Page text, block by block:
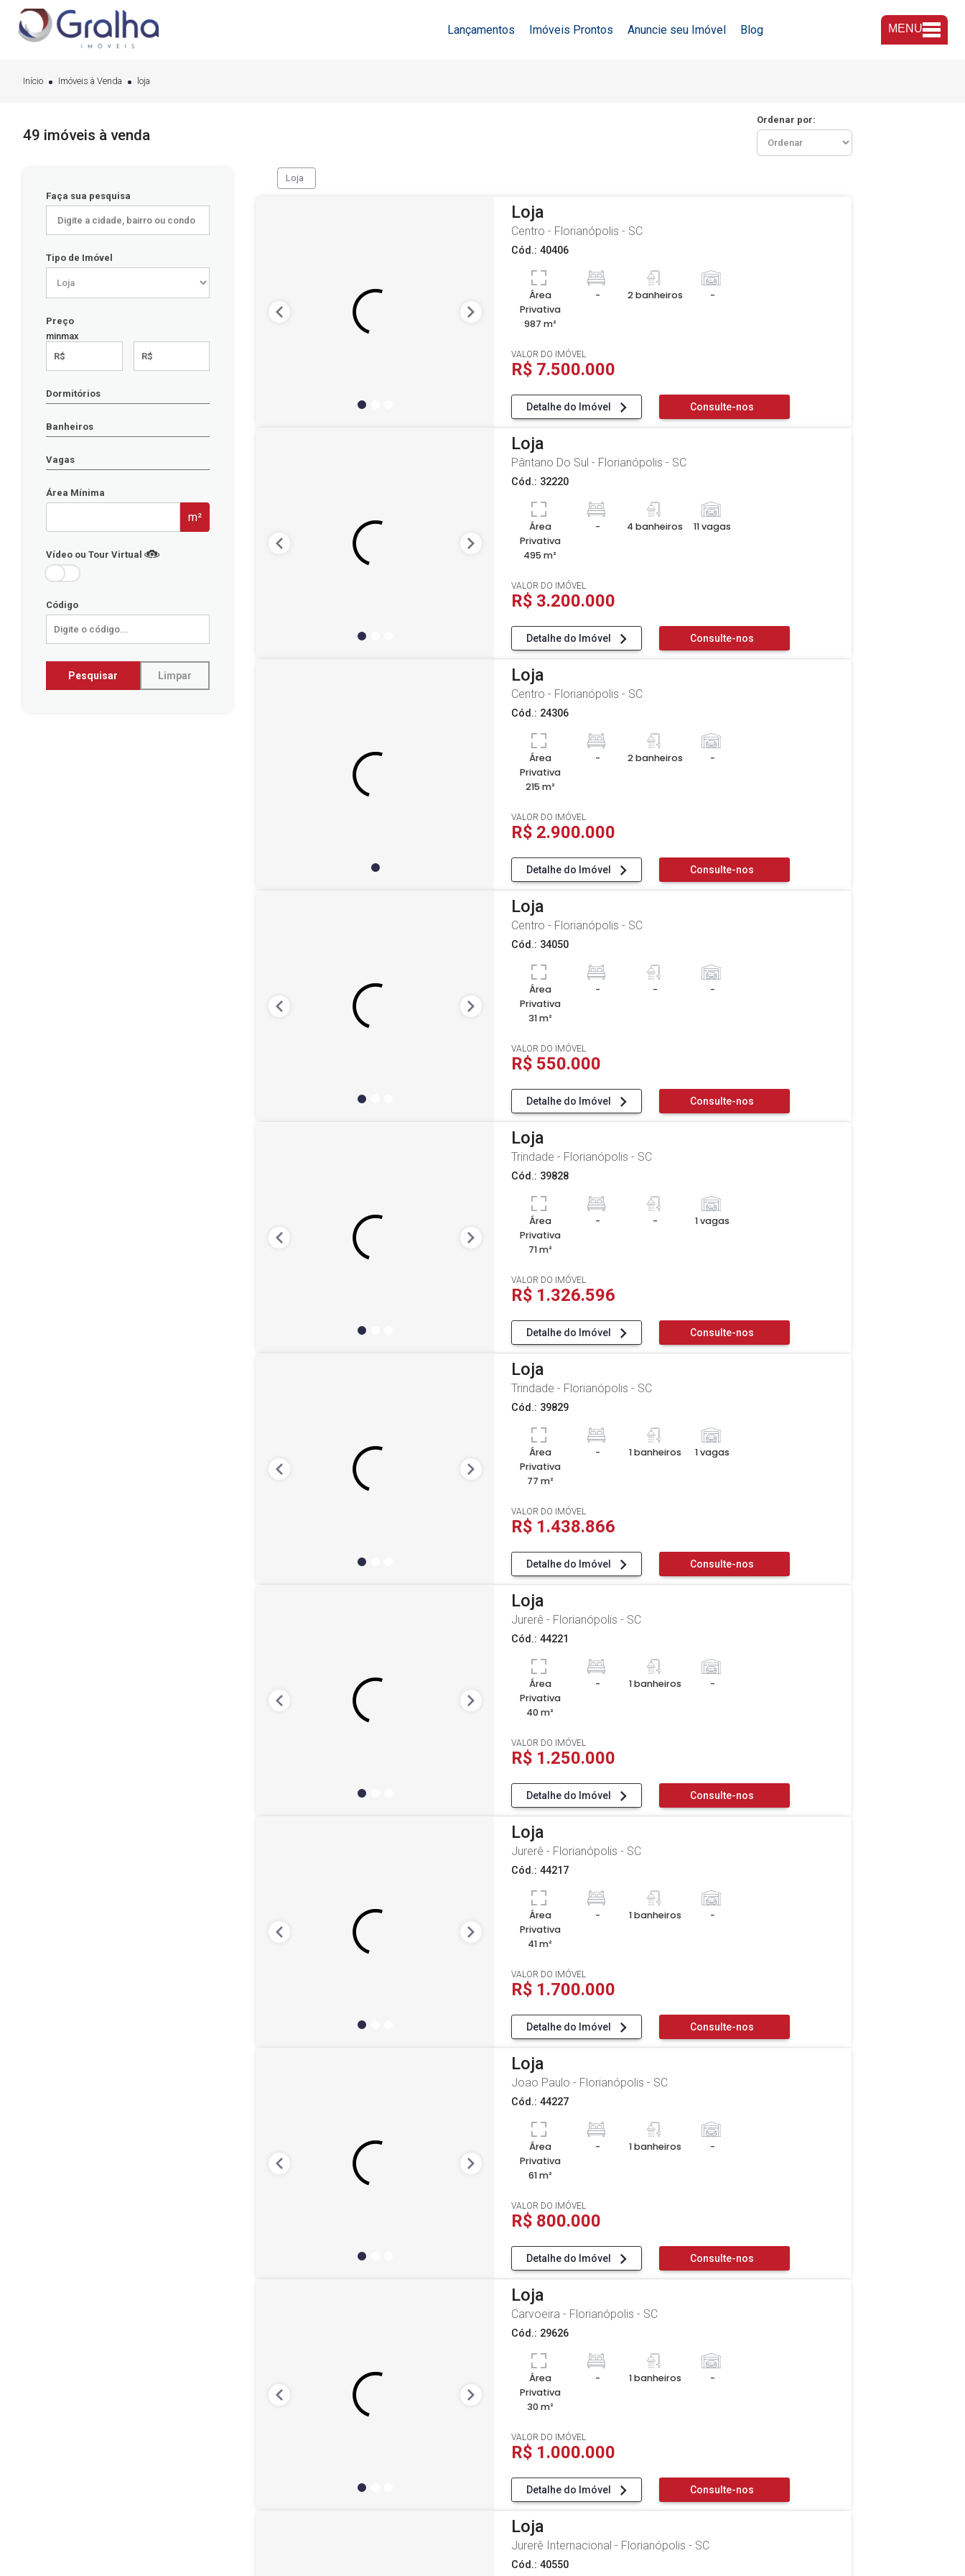
Lançamentos Imóveis Prontos Anuncie seu Imóvel Blog MENU
Trabalhe Conosco
Início Imóveis à Venda loja
49 imóveis à venda
Ordenar por:
Faça sua pesquisa
Tipo de Imóvel
Preço
minmax
R$
R$
Dormitórios
Banheiros
Vagas
Área Mínima
m²
Vídeo ou Tour Virtual
Código
Pesquisar Limpar
Loja
Loja
Centro - Florianópolis - SC
Cód.: 40406
Área
Privativa
987 m²
- 2 banheiros -
VALOR DO IMÓVEL
R$ 7.500.000
Detalhe do Imóvel Consulte-nos
Loja
Pântano Do Sul - Florianópolis - SC
Cód.: 32220
Área
Privativa
495 m²
- 4 banheiros 11 vagas
VALOR DO IMÓVEL
R$ 3.200.000
Detalhe do Imóvel Consulte-nos
Loja
Centro - Florianópolis - SC
Cód.: 24306
Área
Privativa
215 m²
- 2 banheiros -
VALOR DO IMÓVEL
R$ 2.900.000
Detalhe do Imóvel Consulte-nos
Loja
Centro - Florianópolis - SC
Cód.: 34050
Área
Privativa
31 m²
- - -
VALOR DO IMÓVEL
R$ 550.000
Detalhe do Imóvel Consulte-nos
Loja
Trindade - Florianópolis - SC
Cód.: 39828
Área
Privativa
71 m²
- - 1 vagas
VALOR DO IMÓVEL
R$ 1.326.596
Detalhe do Imóvel Consulte-nos
Loja
Trindade - Florianópolis - SC
Cód.: 39829
Área
Privativa
77 m²
- 1 banheiros 1 vagas
VALOR DO IMÓVEL
R$ 1.438.866
Detalhe do Imóvel Consulte-nos
Loja
Jurerê - Florianópolis - SC
Cód.: 44221
Área
Privativa
40 m²
- 1 banheiros -
VALOR DO IMÓVEL
R$ 1.250.000
Detalhe do Imóvel Consulte-nos
Loja
Jurerê - Florianópolis - SC
Cód.: 44217
Área
Privativa
41 m²
- 1 banheiros -
VALOR DO IMÓVEL
R$ 1.700.000
Detalhe do Imóvel Consulte-nos
Loja
Joao Paulo - Florianópolis - SC
Cód.: 44227
Área
Privativa
61 m²
- 1 banheiros -
VALOR DO IMÓVEL
R$ 800.000
Detalhe do Imóvel Consulte-nos
Loja
Carvoeira - Florianópolis - SC
Cód.: 29626
Área
Privativa
30 m²
- 1 banheiros -
VALOR DO IMÓVEL
R$ 1.000.000
Detalhe do Imóvel Consulte-nos
Loja
Jurerê Internacional - Florianópolis - SC
Cód.: 40550